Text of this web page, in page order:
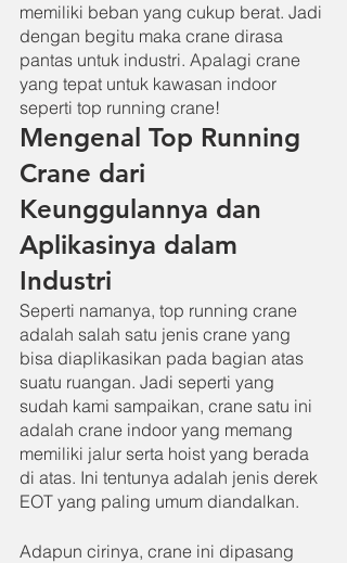
memiliki beban yang cukup berat. Jadi
dengan begitu maka crane dirasa
pantas untuk industri. Apalagi crane
yang tepat untuk kawasan indoor
seperti top running crane!
Mengenal Top Running
Crane dari
Keunggulannya dan
Aplikasinya dalam
Industri
Seperti namanya, top running crane
adalah salah satu jenis crane yang
bisa diaplikasikan pada bagian atas
suatu ruangan. Jadi seperti yang
sudah kami sampaikan, crane satu ini
adalah crane indoor yang memang
memiliki jalur serta hoist yang berada
di atas. Ini tentunya adalah jenis derek
EOT yang paling umum diandalkan.
Adapun cirinya, crane ini dipasang